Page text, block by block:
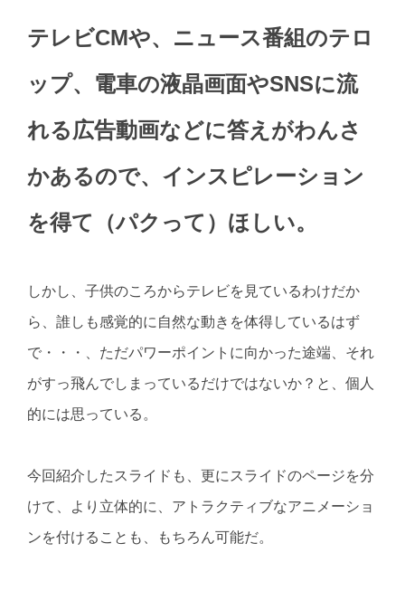
テレビCMや、ニュース番組のテロ
ップ、電車の液晶画面やSNSに流
れる広告動画などに答えがわんさ
かあるので、インスピレーション
を得て（パクって）ほしい。
しかし、子供のころからテレビを見ているわけだか
ら、誰しも感覚的に自然な動きを体得しているはず
で・・・、ただパワーポイントに向かった途端、それ
がすっ飛んでしまっているだけではないか？と、個人
的には思っている。
今回紹介したスライドも、更にスライドのページを分
けて、より立体的に、アトラクティブなアニメーショ
ンを付けることも、もちろん可能だ。